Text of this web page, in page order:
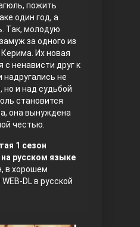
пожить
один год, а
Так, молодую
за одного из
Их новая
с ненависти друг к
надругались не
но и над судьбой
становится
она вынуждена
честью.
1 сезон
русском языке
в хорошем
DL в русской